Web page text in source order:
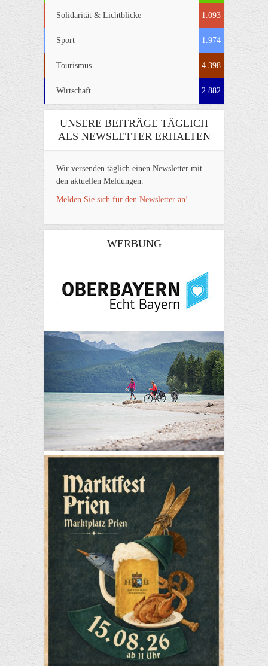
Solidarität & Lichtblicke 1.093
Sport 1.974
Tourismus 4.398
Wirtschaft 2.882
UNSERE BEITRÄGE TÄGLICH
ALS NEWSLETTER ERHALTEN
Wir versenden täglich einen Newsletter mit
den aktuellen Meldungen.
Melden Sie sich für den Newsletter an!
WERBUNG